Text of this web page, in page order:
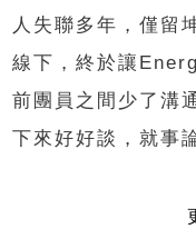
人失聯多年，僅留
線下，終於讓
前團員之間少了溝
下來好好談，就事